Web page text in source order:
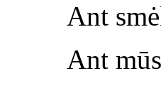
Ant
Ant